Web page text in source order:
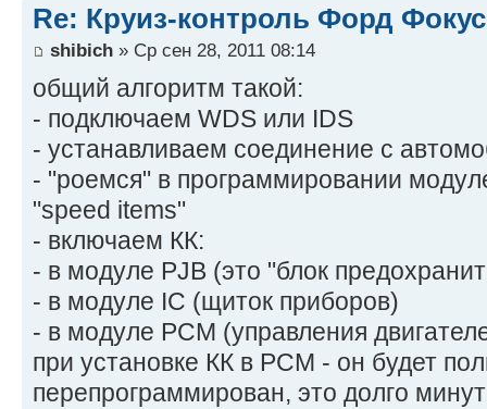
Re: Круиз-контроль Форд
shibich » Ср сен 28, 2011 08:14
общий алгоритм такой:
- подключаем WDS или IDS
- устанавливаем соединение с
- "роемся" в программировании
"speed items"
- включаем КК:
- в модуле PJB (это "блок
- в модуле IC (щиток приборов)
- в модуле PCM (управления
при установке КК в PCM - он будет
перепрограммирован, это долго